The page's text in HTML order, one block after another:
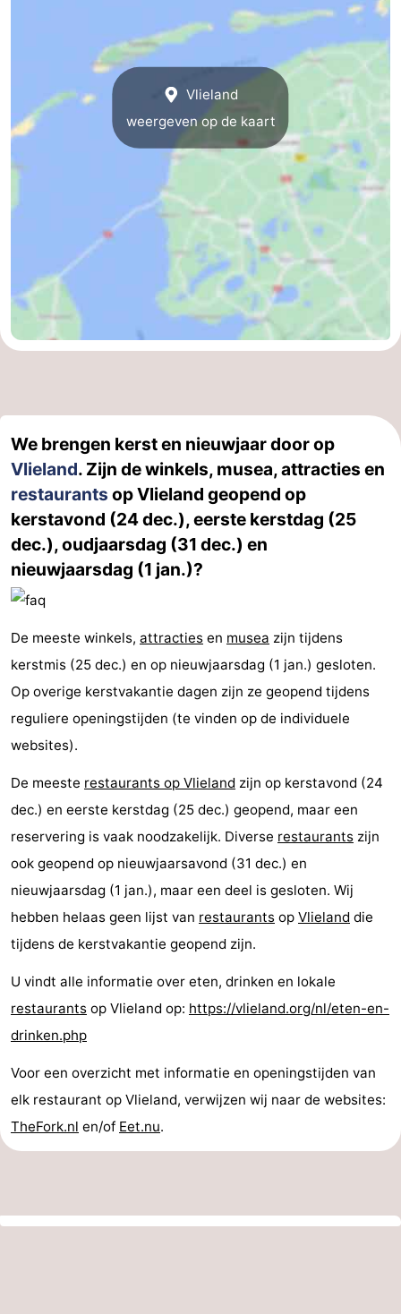
Vlieland
weergeven op de kaart
We brengen kerst en nieuwjaar door op
Vlieland. Zijn de winkels, musea, attracties en
restaurants op Vlieland geopend op
kerstavond (24 dec.), eerste kerstdag (25
dec.), oudjaarsdag (31 dec.) en
nieuwjaarsdag (1 jan.)?
De meeste winkels, attracties en musea zijn tijdens
kerstmis (25 dec.) en op nieuwjaarsdag (1 jan.) gesloten.
Op overige kerstvakantie dagen zijn ze geopend tijdens
reguliere openingstijden (te vinden op de individuele
websites).
De meeste restaurants op Vlieland zijn op kerstavond (24
dec.) en eerste kerstdag (25 dec.) geopend, maar een
reservering is vaak noodzakelijk. Diverse restaurants zijn
ook geopend op nieuwjaarsavond (31 dec.) en
nieuwjaarsdag (1 jan.), maar een deel is gesloten. Wij
hebben helaas geen lijst van restaurants op Vlieland die
tijdens de kerstvakantie geopend zijn.
U vindt alle informatie over eten, drinken en lokale
restaurants op Vlieland op: https://vlieland.org/nl/eten-en-
drinken.php
Voor een overzicht met informatie en openingstijden van
elk restaurant op Vlieland, verwijzen wij naar de websites:
TheFork.nl en/of Eet.nu.